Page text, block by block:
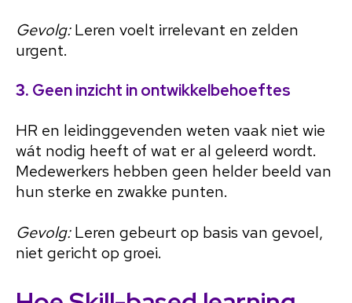
Gevolg:Leren voelt irrelevant en zelden
urgent.
3. Geen inzicht in ontwikkelbehoeftes
HR en leidinggevenden weten vaak niet wie
wát nodig heeft of wat er al geleerd wordt.
Medewerkers hebben geen helder beeld van
hun sterke en zwakke punten.
Gevolg:Leren gebeurt op basis van gevoel,
niet gericht op groei.